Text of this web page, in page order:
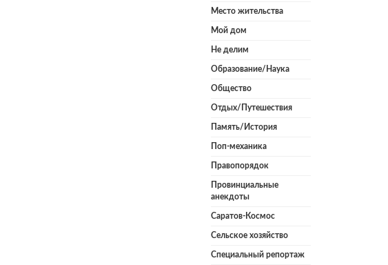
Место жительства
Мой дом
Не делим
Образование/Наука
Общество
Отдых/Путешествия
Память/История
Поп-механика
Правопорядок
Провинциальные
анекдоты
Саратов-Космос
Сельское хозяйство
Специальный репортаж